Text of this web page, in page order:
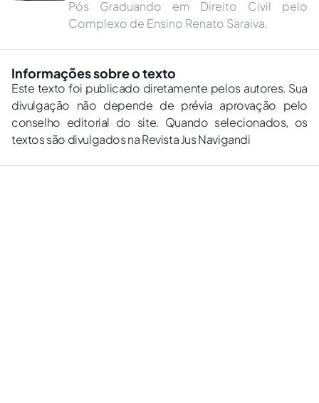
Pós Graduando em Direito Civil pelo
Complexo de Ensino Renato Saraiva.
Informações sobre o texto
Este texto foi publicado diretamente pelos autores. Sua
divulgação não depende de prévia aprovação pelo
conselho editorial do site. Quando selecionados, os
textos são divulgados na Revista Jus Navigandi